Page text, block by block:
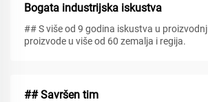
Bogata industrijska iskustva
## S više od 9 godina iskustva u
proizvode u više od 60 zemalja i regija.
## Savršen tim